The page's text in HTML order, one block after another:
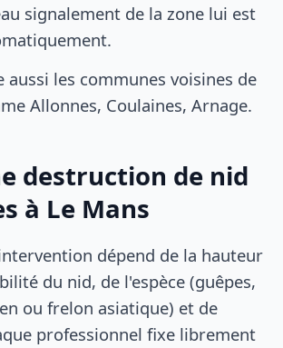
signalement de la zone lui est
aussi les communes voisines de
Allonnes, Coulaines, Arnage.
destruction de nid
à Le Mans
dépend de la hauteur
du nid, de l'espèce (guêpes,
ou frelon asiatique) et de
professionnel fixe librement